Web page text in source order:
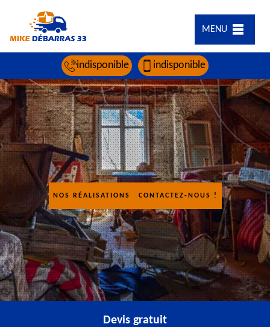
MENU
indisponible indisponible
NOS RÉALISATIONS CONTACTEZ-NOUS !
Devis gratuit